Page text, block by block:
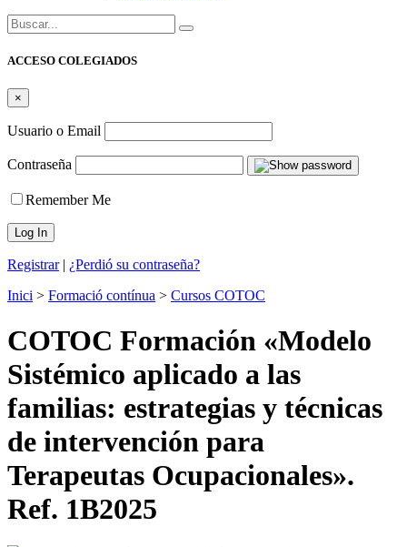
Buscar:
ACCESO COLEGIADOS
×
Usuario o Email
Contraseña
Remember Me
Registrar| ¿Perdió su contraseña?
Inici > Formació contínua > Cursos COTOC
COTOC Formación «Modelo
Sistémico aplicado a las
familias: estrategias y técnicas
de intervención para
Terapeutas Ocupacionales».
Ref. 1B2025